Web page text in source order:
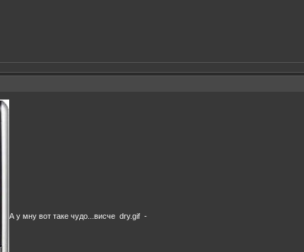
А у мну вот таке чудо...висче dry.gif -